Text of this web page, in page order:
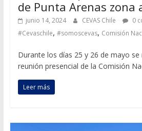
de Punta Arenas zona
junio 14, 2024 CEVAS Chile
0
#Cevaschile, #somoscevas, Comisión
Durante los días 25 y 26 de mayo
reunión presencial de la Comisión
Leer más